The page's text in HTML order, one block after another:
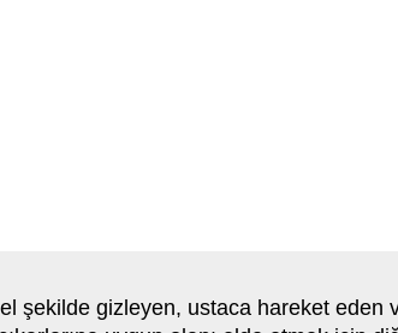
şekilde gizleyen, ustaca hareket eden